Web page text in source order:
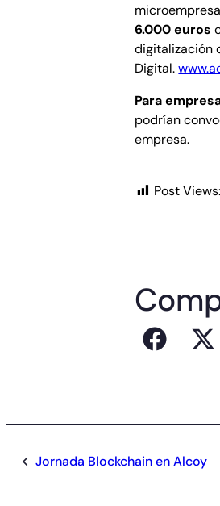
6.000 euros
digitalización
Digital.
Para
podrían
empresa.
Post Views:
Jornada Blockchain en Alcoy